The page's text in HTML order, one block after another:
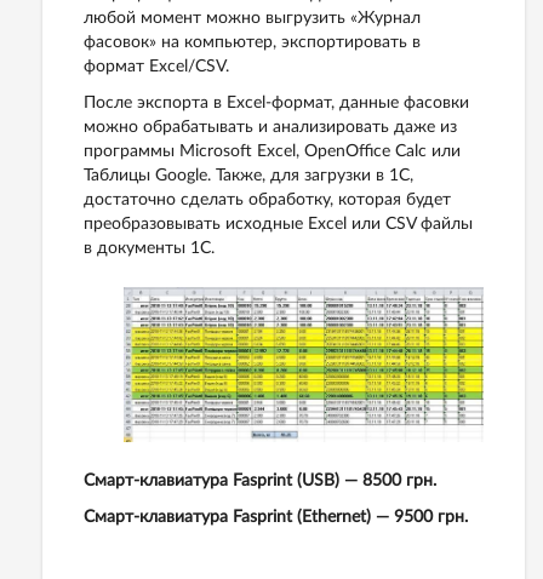
любой момент можно выгрузить «Журнал
фасовок» на компьютер, экспортировать в
формат Excel/CSV.
После экспорта в Excel-формат, данные фасовки
можно обрабатывать и анализировать даже из
программы Microsoft Excel, OpenOffice Calc или
Таблицы Google. Также, для загрузки в 1С,
достаточно сделать обработку, которая будет
преобразовывать исходные Excel или CSV файлы
в документы 1С.
Смарт-клавиатура Fasprint (USB) — 8500 грн.
Смарт-клавиатура Fasprint (Ethernet) — 9500 грн.